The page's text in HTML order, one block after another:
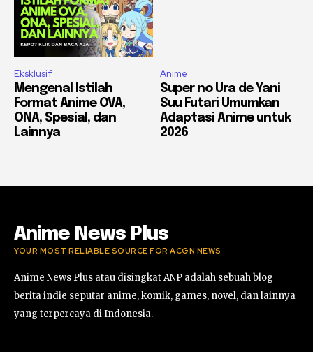
Eksklusif
Mengenal Istilah
Format Anime OVA,
ONA, Spesial, dan
Lainnya
Anime
Super no Ura de Yani
Suu Futari Umumkan
Adaptasi Anime untuk
2026
Anime News Plus
YOUR MOST RELIABLE SOURCE FOR ACGN NEWS
Anime News Plus atau disingkat ANP adalah sebuah blog
berita indie seputar anime, komik, games, novel, dan lainnya
yang terpercaya di Indonesia.